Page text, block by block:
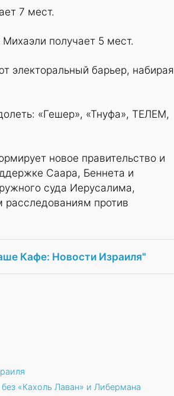
7 мест.
получает 5 мест.
электоральный барьер, набирая
«Гешер», «Тнуфа», ТЕЛЕМ,
новое правительство и
Саара, Беннета и
суда Иерусалима,
расследованиям против
Кафе: Новости Израиля"
«Кахоль Лаван» и Либермана